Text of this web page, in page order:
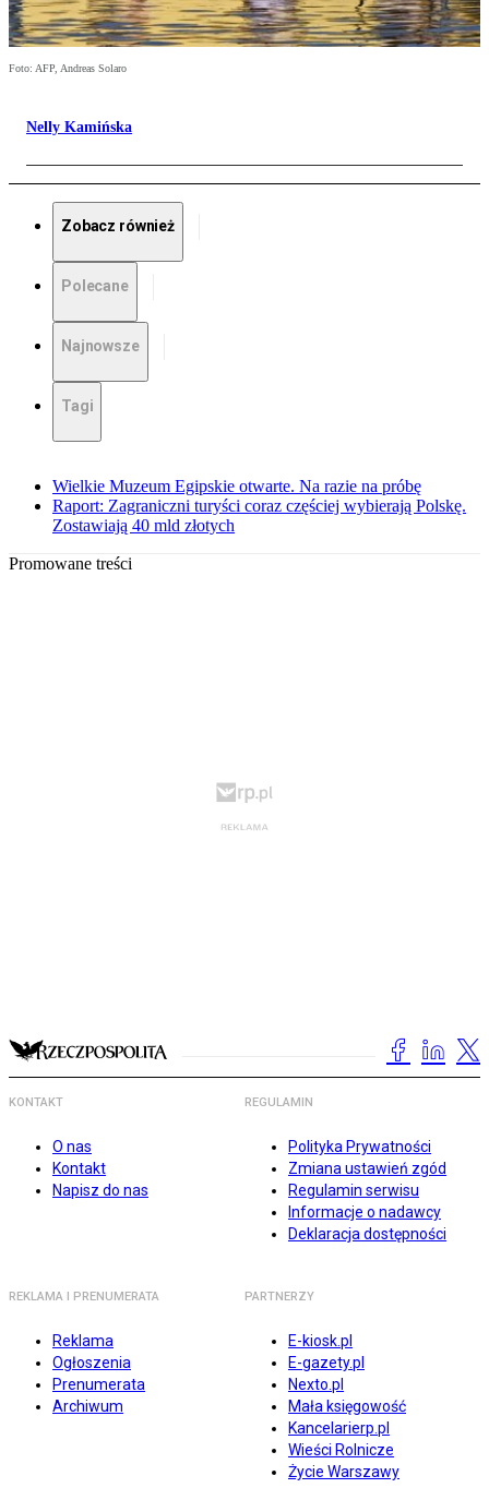
Foto: AFP, Andreas Solaro
Nelly Kamińska
Zobacz również
Polecane
Najnowsze
Tagi
Wielkie Muzeum Egipskie otwarte. Na razie na próbę
Raport: Zagraniczni turyści coraz częściej wybierają Polskę.
Zostawiają 40 mld złotych
Promowane treści
KONTAKT
O nas
Kontakt
Napisz do nas
REGULAMIN
Polityka Prywatności
Zmiana ustawień zgód
Regulamin serwisu
Informacje o nadawcy
Deklaracja dostępności
REKLAMA I PRENUMERATA
Reklama
Ogłoszenia
Prenumerata
Archiwum
PARTNERZY
E-kiosk.pl
E-gazety.pl
Nexto.pl
Mała księgowość
Kancelarierp.pl
Wieści Rolnicze
Życie Warszawy